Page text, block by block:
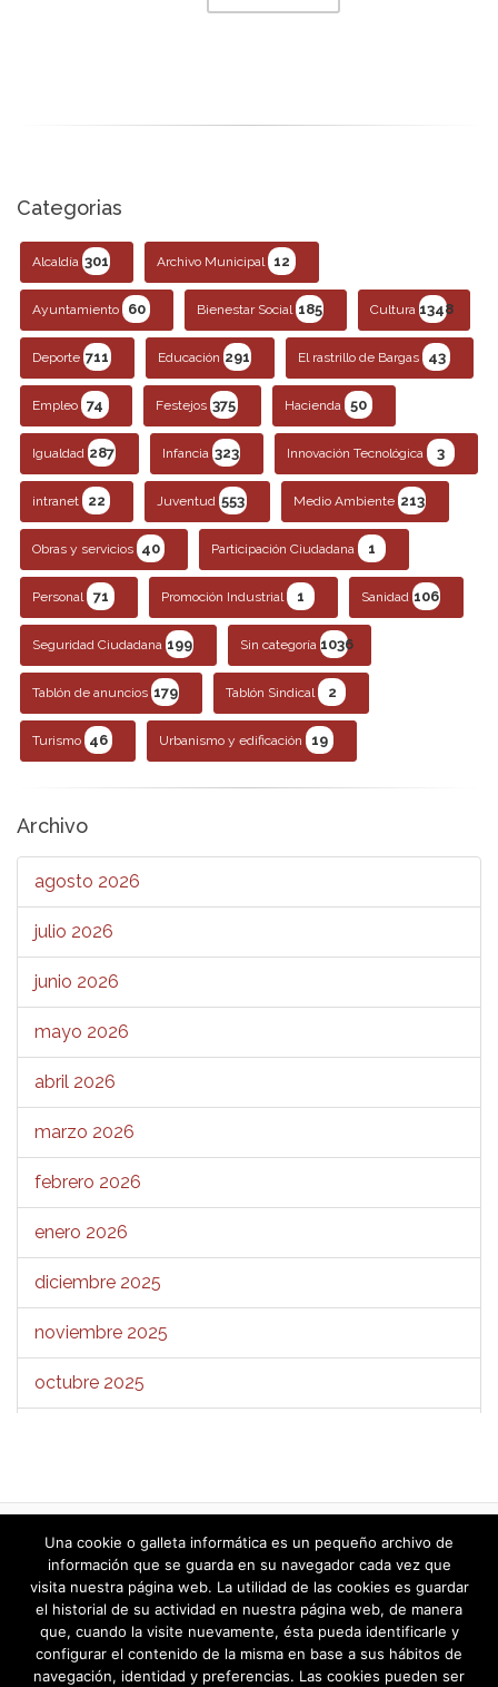
Categorias
Alcaldía 301 Archivo Municipal 12
Ayuntamiento 60 Bienestar Social 185 Cultura 1348
Deporte 711 Educación 291 El rastrillo de Bargas 43
Empleo 74 Festejos 375 Hacienda 50
Igualdad 287 Infancia 323 Innovación Tecnológica 3
intranet 22 Juventud 553 Medio Ambiente 213
Obras y servicios 40 Participación Ciudadana 1
Personal 71 Promoción Industrial 1 Sanidad 106
Seguridad Ciudadana 199 Sin categoría 1036
Tablón de anuncios 179 Tablón Sindical 2
Turismo 46 Urbanismo y edificación 19
Archivo
agosto 2026
julio 2026
junio 2026
mayo 2026
abril 2026
marzo 2026
febrero 2026
enero 2026
diciembre 2025
noviembre 2025
octubre 2025
julio 2025
junio 2025
mayo 2025
2 3 4 5 6 7 8 9 …
11
Una cookie o galleta informática es un pequeño archivo de
información que se guarda en su navegador cada vez que
visita nuestra página web. La utilidad de las cookies es guardar
el historial de su actividad en nuestra página web, de manera
que, cuando la visite nuevamente, ésta pueda identificarle y
configurar el contenido de la misma en base a sus hábitos de
navegación, identidad y preferencias. Las cookies pueden ser